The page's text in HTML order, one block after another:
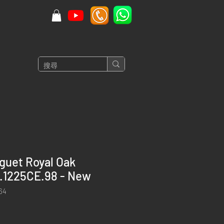
Royal Oak
- New